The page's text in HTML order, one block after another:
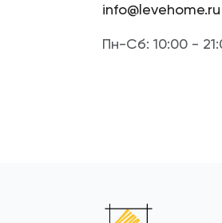
info@levehome.ru
Пн-Сб: 10:00 -